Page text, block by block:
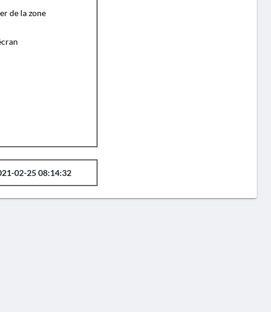
de la zone
02-25 08:14:32